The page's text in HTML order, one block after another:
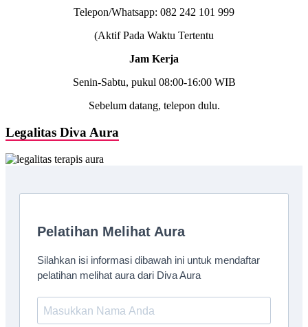
Telepon/Whatsapp: 082 242 101 999
(Aktif Pada Waktu Tertentu
Jam Kerja
Senin-Sabtu, pukul 08:00-16:00 WIB
Sebelum datang, telepon dulu.
Legalitas Diva Aura